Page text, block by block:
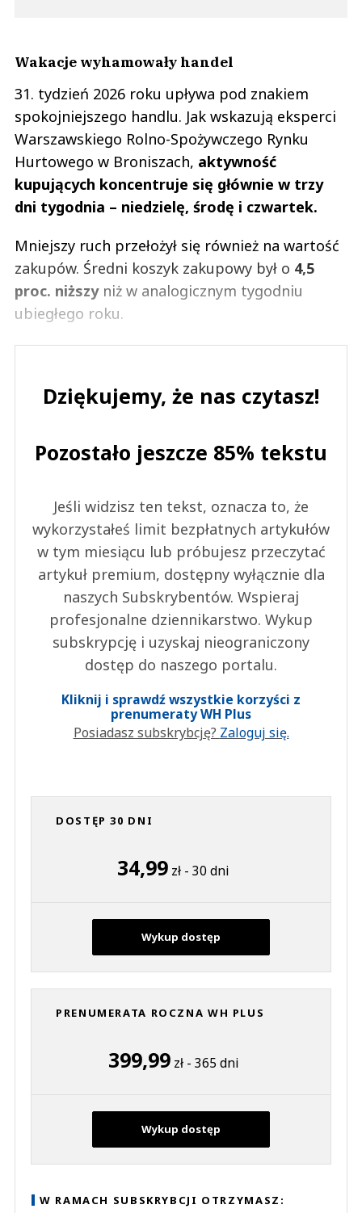
Wakacje wyhamowały handel
31. tydzień 2026 roku upływa pod znakiem
spokojniejszego handlu. Jak wskazują eksperci
Warszawskiego Rolno-Spożywczego Rynku
Hurtowego w Broniszach, aktywność
kupujących koncentruje się głównie w trzy
dni tygodnia – niedzielę, środę i czwartek.
Mniejszy ruch przełożył się również na wartość
zakupów. Średni koszyk zakupowy był o 4,5
proc. niższyniż w analogicznym tygodniu
ubiegłego roku.
Dziękujemy, że nas czytasz!
Pozostało jeszcze 85% tekstu
Jeśli widzisz ten tekst, oznacza to, że
wykorzystałeś limit bezpłatnych artykułów
w tym miesiącu lub próbujesz przeczytać
artykuł premium, dostępny wyłącznie dla
naszych Subskrybentów. Wspieraj
profesjonalne dziennikarstwo. Wykup
subskrypcję i uzyskaj nieograniczony
dostęp do naszego portalu.
Kliknij i sprawdź wszystkie korzyści z
prenumeraty WH Plus
Posiadasz subskrybcję? Zaloguj się.
DOSTĘP 30 DNI
34,99 zł - 30 dni
Wykup dostęp
PRENUMERATA ROCZNA WH PLUS
399,99zł - 365 dni
Wykup dostęp
W RAMACH SUBSKRYBCJI OTRZYMASZ: